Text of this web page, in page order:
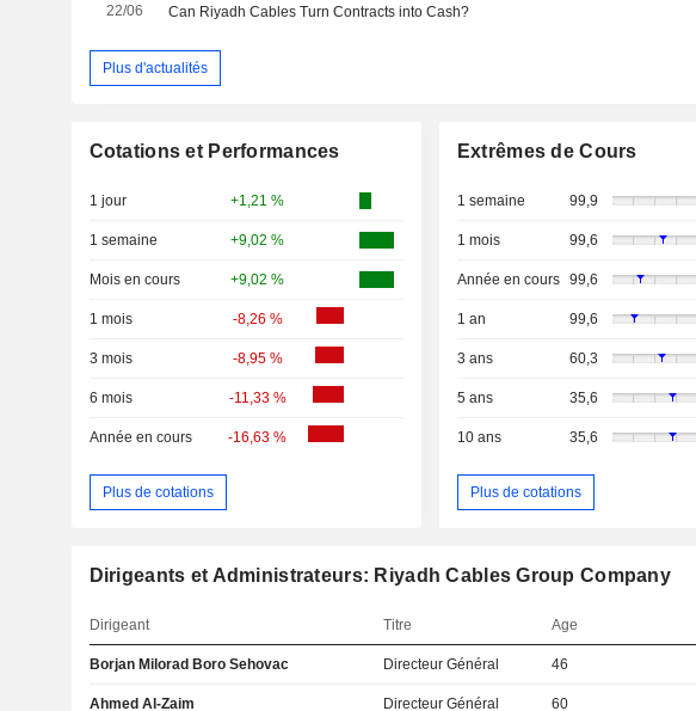
22/06 Can Riyadh Cables Turn Contracts into Cash?
Plus d'actualités
Cotations et Performances
1 jour +1,21 %
1 semaine +9,02 %
Mois en cours +9,02 %
1 mois -8,26 %
3 mois -8,95 %
6 mois -11,33 %
Année en cours -16,63 %
Plus de cotations
Extrêmes de Cours
1 semaine 99,9
1 mois 99,6
Année en cours 99,6
1 an 99,6
3 ans 60,3
5 ans 35,6
10 ans 35,6
Plus de cotations
Dirigeants et Administrateurs: Riyadh Cables Group Company
Dirigeant Titre Age
Borjan Milorad Boro Sehovac Directeur Général 46
Ahmed Al-Zaim Directeur Général 60